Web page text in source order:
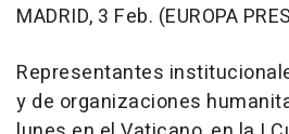
MADRID, 3 Feb. (EUROPA
Representantes
y de organizaciones